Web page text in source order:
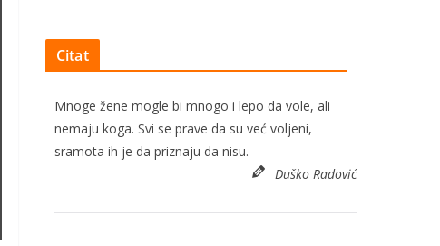
Citat
Mnoge žene mogle bi mnogo i lepo da vole, ali
nemaju koga. Svi se prave da su već voljeni,
sramota ih je da priznaju da nisu.
Duško Radović